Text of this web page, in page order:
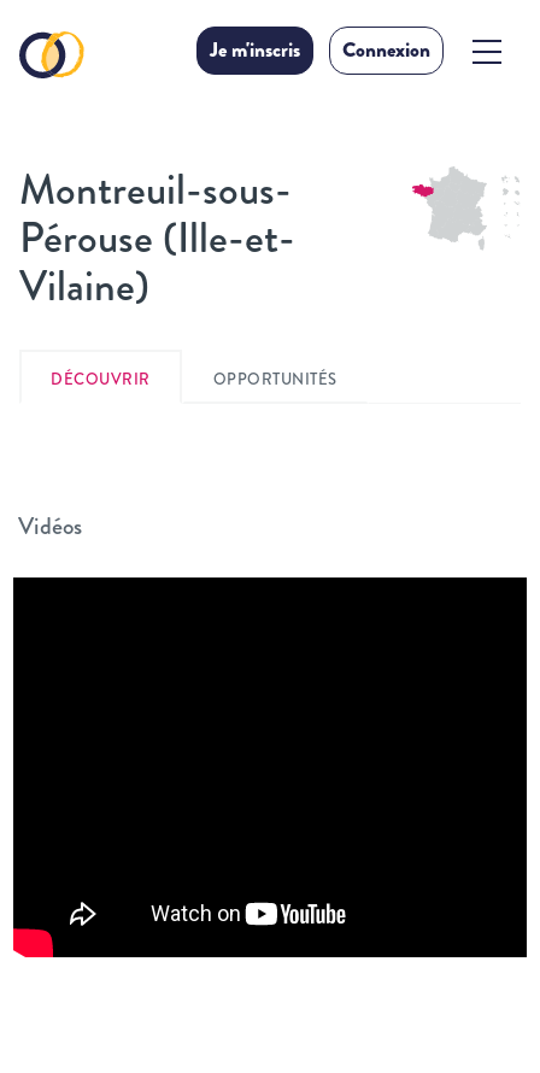
Je m'inscris Connexion
Montreuil-sous-
Pérouse (Ille-et-
Vilaine)
DÉCOUVRIR OPPORTUNITÉS
Vidéos